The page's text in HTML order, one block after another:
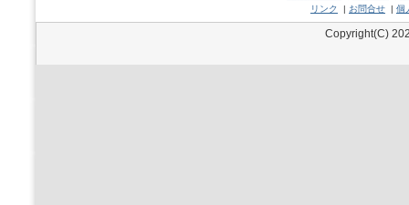
リンク
| お問合せ | 個
Copyright(C)